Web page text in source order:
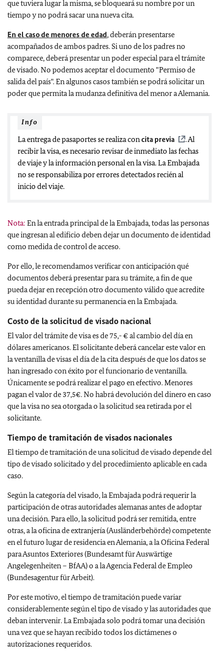
que tuviera lugar la misma, se bloqueará su nombre por un
tiempo y no podrá sacar una nueva cita.
En el caso de menores de edad,deberán presentarse
acompañados de ambos padres. Si uno de los padres no
comparece, deberá presentar un poder especial para el trámite
de visado. No podemos aceptar el documento "Permiso de
salida del país". En algunos casos también se podrá solicitar un
poder que permita la mudanza definitiva del menor a Alemania.
Info
La entrega de pasaportes se realiza concita previa
. Al
recibir la visa, es necesario revisar de inmediato las fechas
de viaje y la información personal en la visa. La Embajada
no se responsabiliza por errores detectados recién al
inicio del viaje.
Nota: En la entrada principal de la Embajada, todas las personas
que ingresan al edificio deben dejar un documento de identidad
como medida de control de acceso.
Por ello, le recomendamos verificar con anticipación qué
documentos deberá presentar para su trámite, a fin de que
pueda dejar en recepción otro documento válido que acredite
su identidad durante su permanencia en la Embajada.
Costo de la solicitud de visado nacional
El valor del trámite de visa es de 75,- € al cambio del día en
dólares americanos. El solicitante deberá cancelar este valor en
la ventanilla de visas el día de la cita después de que los datos se
han ingresado con éxito por el funcionario de ventanilla.
Únicamente se podrá realizar el pago en efectivo. Menores
pagan el valor de 37,5€. No habrá devolución del dinero en caso
que la visa no sea otorgada o la solicitud sea retirada por el
solicitante.
Tiempo de tramitación de visados nacionales
El tiempo de tramitación de una solicitud de visado depende del
tipo de visado solicitado y del procedimiento aplicable en cada
caso.
Según la categoría del visado, la Embajada podrá requerir la
participación de otras autoridades alemanas antes de adoptar
una decisión. Para ello, la solicitud podrá ser remitida, entre
otras, a la oficina de extranjería (Ausländerbehörde) competente
en el futuro lugar de residencia en Alemania, a la Oficina Federal
para Asuntos Exteriores (Bundesamt für Auswärtige
Angelegenheiten – BfAA) o a la Agencia Federal de Empleo
(Bundesagentur für Arbeit).
Por este motivo, el tiempo de tramitación puede variar
considerablemente según el tipo de visado y las autoridades que
deban intervenir. La Embajada solo podrá tomar una decisión
una vez que se hayan recibido todos los dictámenes o
autorizaciones requeridos.